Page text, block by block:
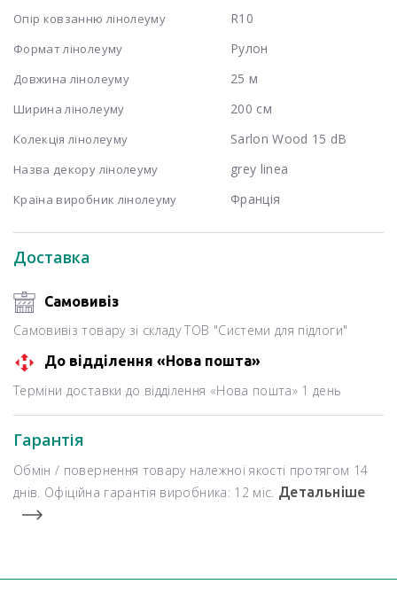
Доставка
Самовивіз
Самовивіз товару зі складу ТОВ "Системи для підлоги"
До відділення «Нова пошта»
Терміни доставки до відділення «Нова пошта» 1 день
Гарантія
Обмін / повернення товару належної якості протягом 14
днів. Офіційна гарантія виробника: 12 міс. Детальніше
Опір ковзанню лінолеуму R10
Формат лінолеуму Рулон
Довжина лінолеуму 25 м
Ширина лінолеуму 200 см
Колекція лінолеуму Sarlon Wood 15 dB
Назва декору лінолеуму grey linea
Країна виробник лінолеуму Франція